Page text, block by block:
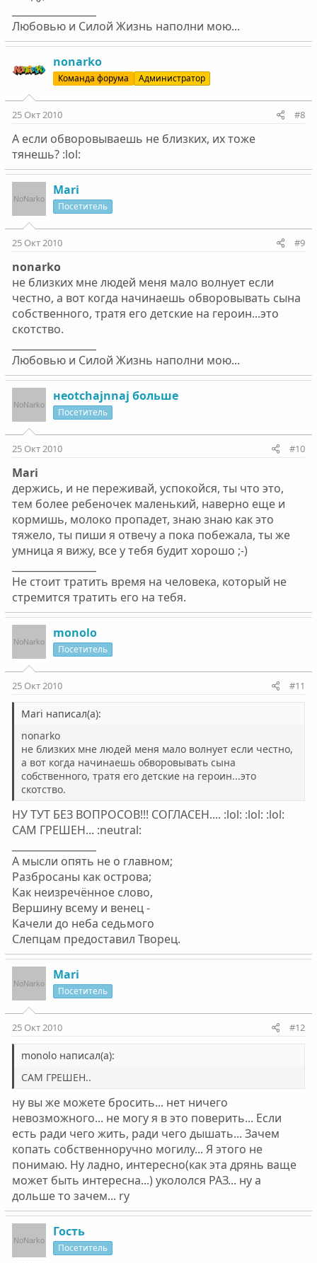
Любовью и Силой Жизнь наполни мою...
nonarko
Команда форума Администратор
25 Окт 2010 #8
А если обворовываешь не близких, их тоже
тянешь? :lol:
Mari
Посетитель
25 Окт 2010 #9
nonarko
не близких мне людей меня мало волнует если
честно, а вот когда начинаешь обворовывать сына
собственного, тратя его детские на героин...это
скотство.
Любовью и Силой Жизнь наполни мою...
неotchajnnaj больше
Посетитель
25 Окт 2010 #10
Mari
держись, и не переживай, успокойся, ты что это,
тем более ребеночек маленький, наверно еще и
кормишь, молоко пропадет, знаю знаю как это
тяжело, ты пиши я отвечу а пока побежала, ты же
умница я вижу, все у тебя будит хорошо ;-)
Не стоит тратить время на человека, который не
стремится тратить его на тебя.
monolo
Посетитель
25 Окт 2010 #11
Mari написал(а):
nonarko
не близких мне людей меня мало волнует если честно,
а вот когда начинаешь обворовывать сына
собственного, тратя его детские на героин...это
скотство.
НУ ТУТ БЕЗ ВОПРОСОВ!!! СОГЛАСЕН.... :lol: :lol: :lol:
САМ ГРЕШЕН... :neutral:
А мысли опять не о главном;
Разбросаны как острова;
Как неизречённое слово,
Вершину всему и венец -
Качели до неба седьмого
Слепцам предоставил Творец.
Mari
Посетитель
25 Окт 2010 #12
monolo написал(а):
САМ ГРЕШЕН..
ну вы же можете бросить... нет ничего
невозможного... не могу я в это поверить... Если
есть ради чего жить, ради чего дышать... Зачем
копать собственноручно могилу... Я этого не
понимаю. Ну ладно, интересно(как эта дрянь ваще
может быть интересна...) укололся РАЗ... ну а
дольше то зачем... ry
Гость
Посетитель